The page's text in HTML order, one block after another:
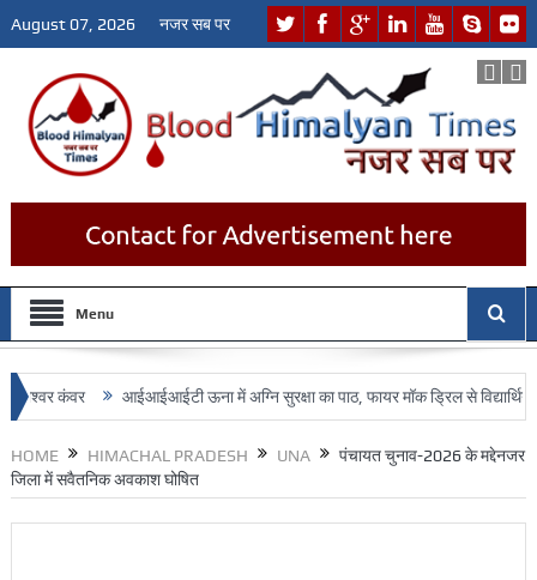
August 07, 2026 नजर सब पर
Menu
आईआईआईटी ऊना में अग्नि सुरक्षा का पाठ, फायर मॉक ड्रिल से विद्यार्थियों को आपदा
HOME HIMACHAL PRADESH UNA
पंचायत चुनाव-2026 के मद्देनजर
जिला में सवैतनिक अवकाश घोषित